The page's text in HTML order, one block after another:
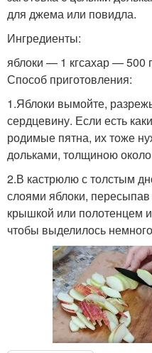
для джема или повидла.
Ингредиенты:
яблоки — 1 кгсахар — 500
Способ приготовления:
1.Яблоки вымойте,
сердцевину. Если есть
родимые пятна, их тоже
дольками, толщиною
2.В кастрюлю с толстым
слоями яблоки,
крышкой или полотенцем
чтобы выделилось